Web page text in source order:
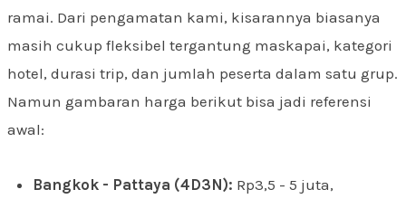
ramai. Dari pengamatan kami, kisarannya biasanya
masih cukup fleksibel tergantung maskapai, kategori
hotel, durasi trip, dan jumlah peserta dalam satu grup.
Namun gambaran harga berikut bisa jadi referensi
awal:
Bangkok - Pattaya (4D3N): Rp3,5 - 5 juta,